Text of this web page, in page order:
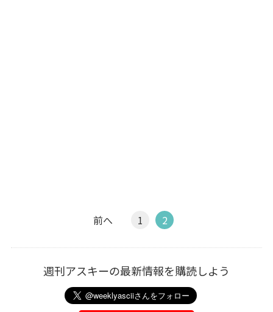
前へ 1 2
週刊アスキーの最新情報を購読しよう